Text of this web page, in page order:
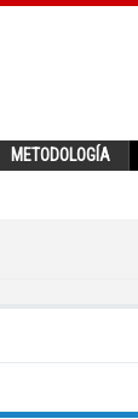
METODOLOGÍA